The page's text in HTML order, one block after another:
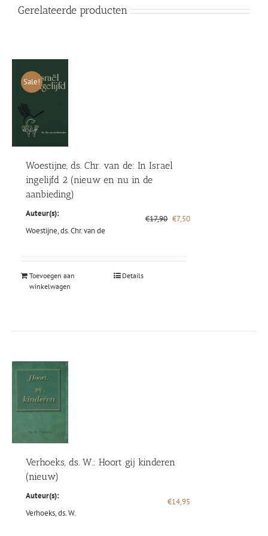
Gerelateerde producten
Sale!
Woestijne, ds. Chr. van de: In Israel
ingelijfd 2 (nieuw en nu in de
aanbieding)
Auteur(s):
Woestijne, ds. Chr. van de
€17,90 Oorspronkelijke
€7,50Huidige
Toevoegen aan
winkelwagen
Details
Verhoeks, ds. W.: Hoort gij kinderen
(nieuw)
Auteur(s):
Verhoeks, ds. W.
€14,95